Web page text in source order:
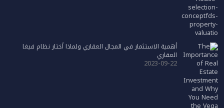
أهمية الاستثمار في المجال العقاري ولماذا أختار نظام فيغا
العقاري
2023-09-22